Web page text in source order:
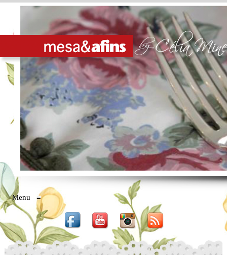
Menu ≡